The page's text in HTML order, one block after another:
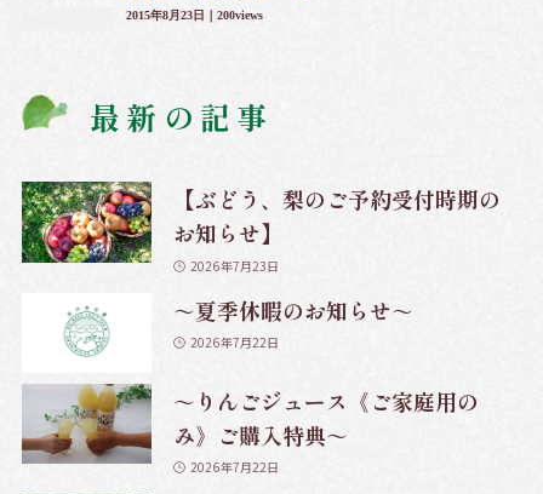
最新の記事
【ぶどう、梨のご予約受付時期の
お知らせ】
2026年7月23日
～夏季休暇のお知らせ～
2026年7月22日
～りんごジュース《ご家庭用の
み》ご購入特典～
2026年7月22日